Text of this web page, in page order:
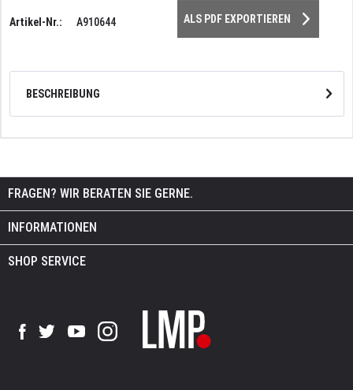
Artikel-Nr.: A910644 ALS PDF EXPORTIEREN
BESCHREIBUNG
FRAGEN? WIR BERATEN SIE GERNE.
INFORMATIONEN
SHOP SERVICE